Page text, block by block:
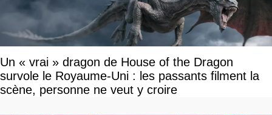
Un « vrai » dragon de House of the Dragon
survole le Royaume-Uni : les passants filment la
scène, personne ne veut y croire